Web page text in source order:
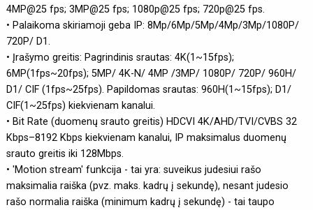
4MP@25 fps; 3MP@25 fps; 1080p@25 fps; 720p@25 fps.
• Palaikoma skiriamoji geba IP: 8Mp/6Mp/5Mp/4Mp/3Mp/1080P/
720P/ D1.
• Įrašymo greitis: Pagrindinis srautas: 4K(1~15fps);
6MP(1fps~20fps); 5MP/ 4K-N/ 4MP /3MP/ 1080P/ 720P/ 960H/
D1/ CIF (1fps~25fps). Papildomas srautas: 960H(1~15fps); D1/
CIF(1~25fps) kiekvienam kanalui.
• Bit Rate (duomenų srauto greitis) HDCVI 4K/AHD/TVI/CVBS 32
Kbps–8192 Kbps kiekvienam kanalui, IP maksimalus duomenų
srauto greitis iki 128Mbps.
• 'Motion stream' funkcija - tai yra: suveikus judesiui rašo
maksimalia raiška (pvz. maks. kadrų į sekundę), nesant judesio
rašo normalia raiška (minimum kadrų į sekundę) - tai taupo